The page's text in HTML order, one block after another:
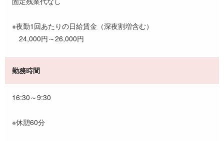
※夜勤1回あたりの日給賃金（深夜割増含む）
24,000円～26,000円
勤務時間
16:30～9:30
※休憩60分